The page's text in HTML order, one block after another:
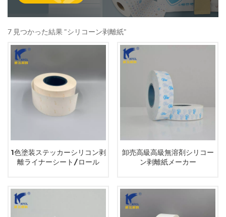
7 見つかった結果 "シリコーン剥離紙"
1色塗装ステッカーシリコン剥
離ライナーシート/ロール
卸売高級高級無溶剤シリコー
ン剥離紙メーカー